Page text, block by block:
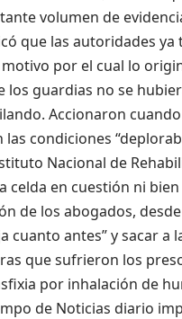
volumen de
que las autoridades
por el cual lo
los guardias no se
Accionaron
condiciones
Nacional de
celda en cuestión ni
de los abogados,
cuanto antes” y sacar a
que sufrieron los
por inhalación de
de Noticias diario